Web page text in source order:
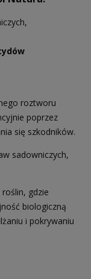
roztworu
poprzez
się szkodników.
sadowniczych,
gdzie
biologiczną
i pokrywaniu